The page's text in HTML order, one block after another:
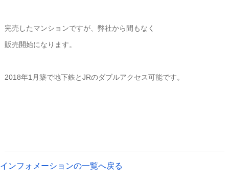
完売したマンションですが、弊社から間もなく
販売開始になります。
2018年1月築で地下鉄とJRのダブルアクセス可能です。
インフォメーションの一覧へ戻る